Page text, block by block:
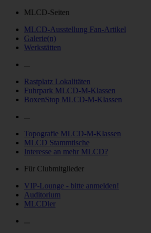
MLCD-Seiten
MLCD-Ausstellung Fan-Artikel
Galerie(n)
Werkstätten
...
Rastplatz Lokalitäten
Fuhrpark MLCD-M-Klassen
BoxenStop MLCD-M-Klassen
...
Topografie MLCD-M-Klassen
MLCD Stammtische
Interesse an mehr MLCD?
Für Clubmitglieder
VIP-Lounge - bitte anmelden!
Auditorium
MLCDler
...